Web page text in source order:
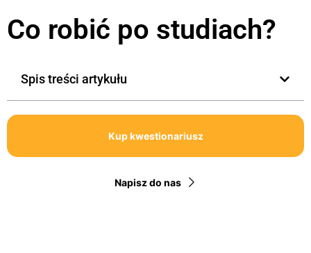
Co robić po studiach?
Spis treści artykułu
Kup kwestionariusz
Napisz do nas